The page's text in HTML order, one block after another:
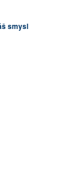
smysl